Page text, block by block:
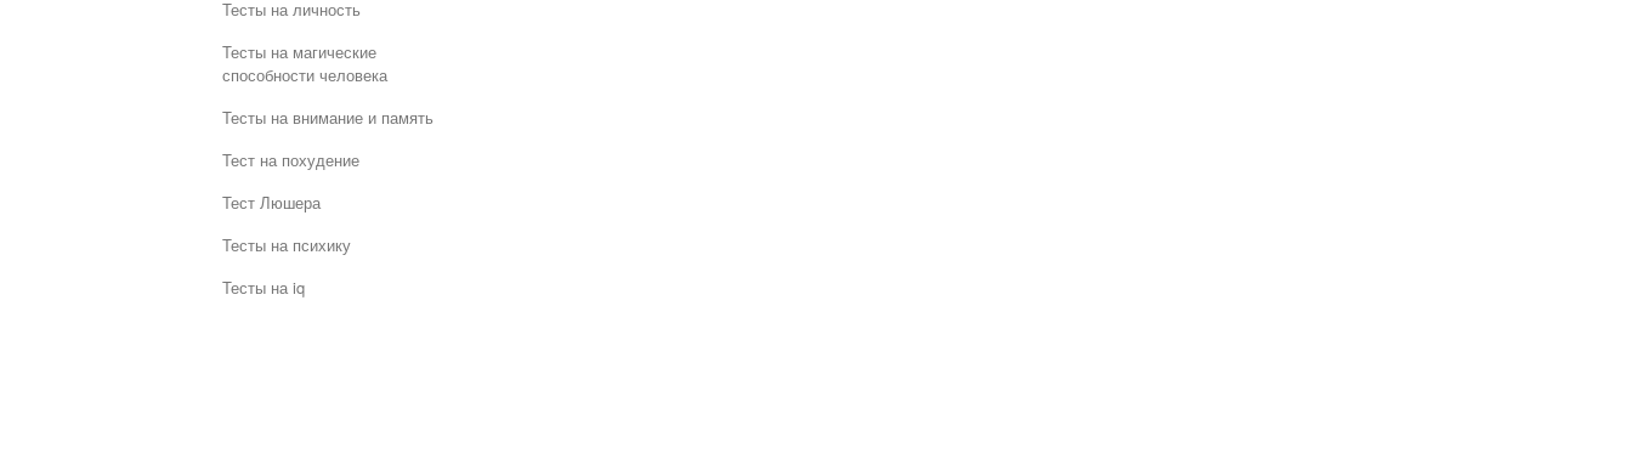
Тесты на личность
Тесты на магические
способности человека
Тесты на внимание и память
Тест на похудение
Тест Люшера
Тесты на психику
Тесты на iq